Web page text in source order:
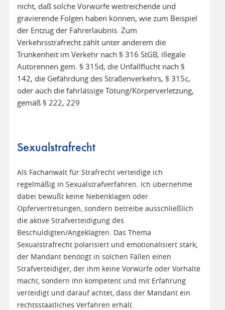
nicht, daß solche Vorwürfe weitreichende und
gravierende Folgen haben können, wie zum Beispiel
der Entzug der Fahrerlaubnis. Zum
Verkehrsstrafrecht zählt unter anderem die
Trunkenheit im Verkehr nach § 316 StGB, illegale
Autorennen gem. § 315d, die Unfallflucht nach §
142, die Gefährdung des Straßenverkehrs, § 315c,
oder auch die fahrlässige Tötung/Körperverletzung,
gemäß § 222, 229
Sexualstrafrecht
Als Fachanwalt für Strafrecht verteidige ich
regelmäßig in Sexualstrafverfahren. Ich übernehme
dabei bewußt keine Nebenklagen oder
Opfervertretungen, sondern betreibe ausschließlich
die aktive Strafverteidigung des
Beschuldigten/Angeklagten. Das Thema
Sexualstrafrecht polarisiert und emotionalisiert stark;
der Mandant benötigt in solchen Fällen einen
Strafverteidiger, der ihm keine Vorwürfe oder Vorhalte
macht, sondern ihn kompetent und mit Erfahrung
verteidigt und darauf achtet, dass der Mandant ein
rechtsstaatliches Verfahren erhält.